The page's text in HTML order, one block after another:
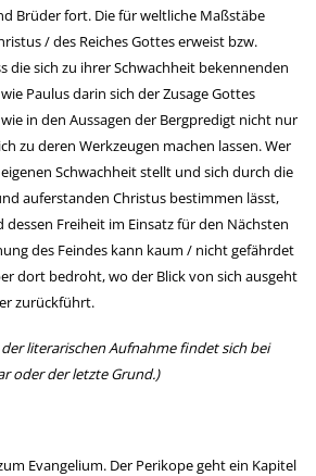
Brüder fort. Die für weltliche Maßstäbe
/ des Reiches Gottes erweist bzw.
die sich zu ihrer Schwachheit bekennenden
Paulus darin sich der Zusage Gottes
in den Aussagen der Bergpredigt nicht nur
zu deren Werkzeugen machen lassen. Wer
Schwachheit stellt und sich durch die
auferstanden Christus bestimmen lässt,
Freiheit im Einsatz für den Nächsten
des Feindes kann kaum / nicht gefährdet
dort bedroht, wo der Blick von sich ausgeht
zurückführt.
literarischen Aufnahme findet sich bei
oder der letzte Grund.)
Evangelium. Der Perikope geht ein Kapitel